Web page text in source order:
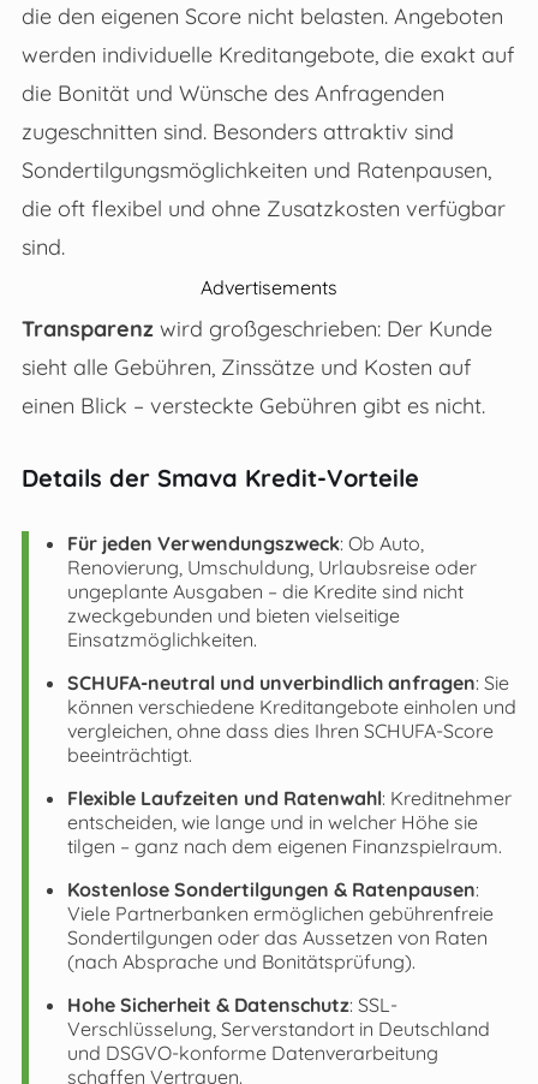
die den eigenen Score nicht belasten. Angeboten
werden individuelle Kreditangebote, die exakt auf
die Bonität und Wünsche des Anfragenden
zugeschnitten sind. Besonders attraktiv sind
Sondertilgungsmöglichkeiten und Ratenpausen,
die oft flexibel und ohne Zusatzkosten verfügbar
sind.
Advertisements
Transparenzwird großgeschrieben: Der Kunde
sieht alle Gebühren, Zinssätze und Kosten auf
einen Blick – versteckte Gebühren gibt es nicht.
Details der Smava Kredit-Vorteile
Für jeden Verwendungszweck: Ob Auto,
Renovierung, Umschuldung, Urlaubsreise oder
ungeplante Ausgaben – die Kredite sind nicht
zweckgebunden und bieten vielseitige
Einsatzmöglichkeiten.
SCHUFA-neutral und unverbindlich anfragen: Sie
können verschiedene Kreditangebote einholen und
vergleichen, ohne dass dies Ihren SCHUFA-Score
beeinträchtigt.
Flexible Laufzeiten und Ratenwahl: Kreditnehmer
entscheiden, wie lange und in welcher Höhe sie
tilgen – ganz nach dem eigenen Finanzspielraum.
Kostenlose Sondertilgungen & Ratenpausen:
Viele Partnerbanken ermöglichen gebührenfreie
Sondertilgungen oder das Aussetzen von Raten
(nach Absprache und Bonitätsprüfung).
Hohe Sicherheit & Datenschutz: SSL-
Verschlüsselung, Serverstandort in Deutschland
und DSGVO-konforme Datenverarbeitung
schaffen Vertrauen.